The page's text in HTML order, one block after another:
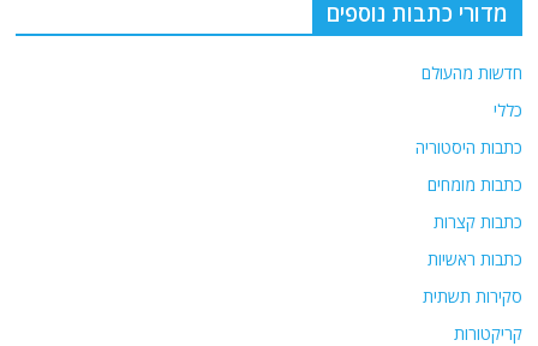
מדורי כתבות נוספים
חדשות מהעולם
כללי
כתבות היסטוריה
כתבות מומחים
כתבות קצרות
כתבות ראשיות
סקירות תשתית
קריקטורות